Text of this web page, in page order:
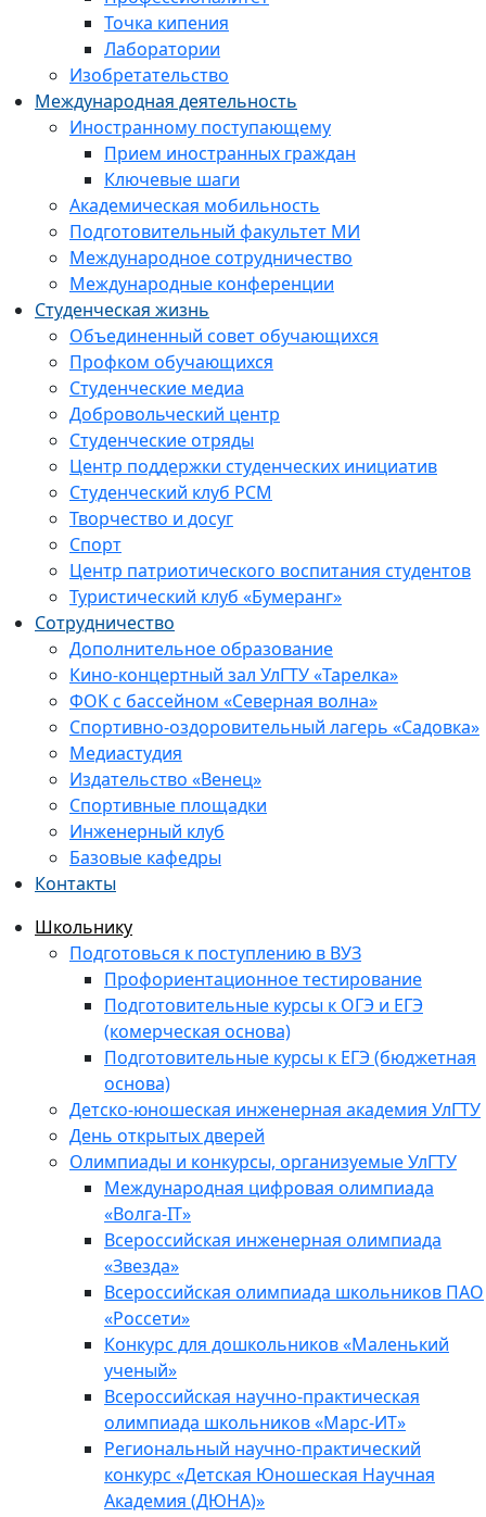
Точка кипения
Лаборатории
Изобретательство
Международная деятельность
Иностранному поступающему
Прием иностранных граждан
Ключевые шаги
Академическая мобильность
Подготовительный факультет МИ
Международное сотрудничество
Международные конференции
Студенческая жизнь
Объединенный совет обучающихся
Профком обучающихся
Студенческие медиа
Добровольческий центр
Студенческие отряды
Центр поддержки студенческих инициатив
Студенческий клуб РСМ
Творчество и досуг
Спорт
Центр патриотического воспитания студентов
Туристический клуб «Бумеранг»
Сотрудничество
Дополнительное образование
Кино-концертный зал УлГТУ «Тарелка»
ФОК с бассейном «Северная волна»
Спортивно-оздоровительный лагерь «Садовка»
Медиастудия
Издательство «Венец»
Спортивные площадки
Инженерный клуб
Базовые кафедры
Контакты
Школьнику
Подготовься к поступлению в ВУЗ
Профориентационное тестирование
Подготовительные курсы к ОГЭ и ЕГЭ
(комерческая основа)
Подготовительные курсы к ЕГЭ (бюджетная
основа)
Детско-юношеская инженерная академия УлГТУ
День открытых дверей
Олимпиады и конкурсы, организуемые УлГТУ
Международная цифровая олимпиада
«Волга-IT»
Всероссийская инженерная олимпиада
«Звезда»
Всероссийская олимпиада школьников ПАО
«Россети»
Конкурс для дошкольников «Маленький
ученый»
Всероссийская научно-практическая
олимпиада школьников «Марс-ИТ»
Региональный научно-практический
конкурс «Детская Юношеская Научная
Академия (ДЮНА)»